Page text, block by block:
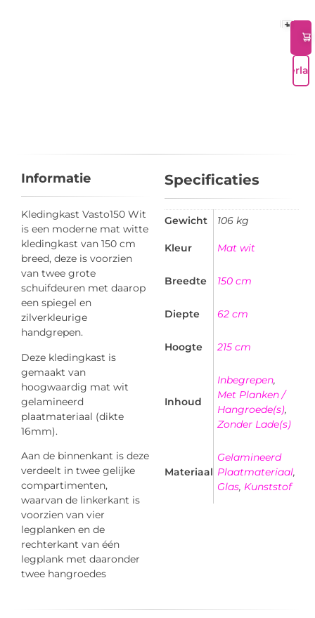
-
+
Informatie
Kledingkast Vasto150 Wit
is een moderne mat witte
kledingkast van 150 cm
breed, deze is voorzien
van twee grote
schuifdeuren met daarop
een spiegel en
zilverkleurige
handgrepen.
Deze kledingkast is
gemaakt van
hoogwaardig mat wit
gelamineerd
plaatmateriaal (dikte
16mm).
Aan de binnenkant is deze
verdeelt in twee gelijke
compartimenten,
waarvan de linkerkant is
voorzien van vier
legplanken en de
rechterkant van één
legplank met daaronder
twee hangroedes
Specificaties
Gewicht 106 kg
Kleur Mat wit
Breedte 150 cm
Diepte 62 cm
Hoogte 215 cm
Inhoud
Inbegrepen,
Met Planken /
Hangroede(s),
Zonder Lade(s)
Materiaal
Gelamineerd
Plaatmateriaal,
Glas, Kunststof